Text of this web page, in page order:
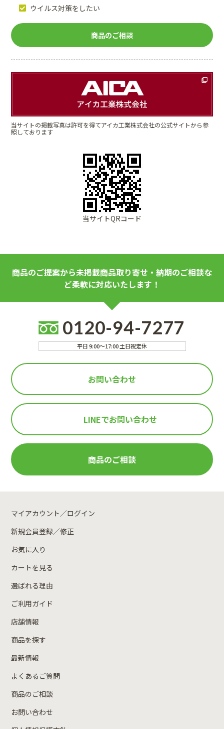
ウイルス対策をしたい
商品のご相談
当サイトの掲載写真は許可を得てアイカ工業株式会社の公式サイトから参
照しております
当サイトQRコード
商品のご提案から未掲載商品取り寄せ・納期のご相談な
ど柔軟に対応いたします！
0120-94-7277
平日 9:00～17:00 土日祝定休
お問い合わせ
LINEでお問い合わせ
商品のご相談
マイアカウント／ログイン
新規会員登録／修正
お気に入り
カートを見る
選ばれる理由
ご利用ガイド
店舗情報
商品を探す
最新情報
よくあるご質問
商品のご相談
お問い合わせ